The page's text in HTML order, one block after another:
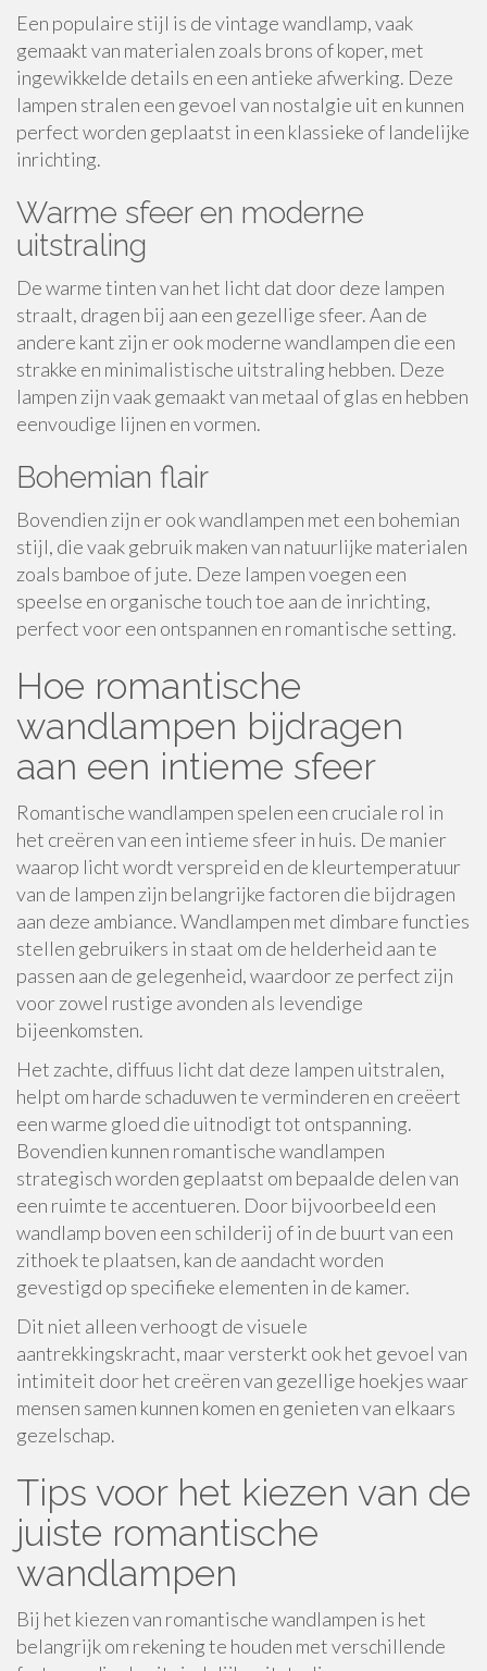
Een populaire stijl is de vintage wandlamp, vaak
gemaakt van materialen zoals brons of koper, met
ingewikkelde details en een antieke afwerking. Deze
lampen stralen een gevoel van nostalgie uit en kunnen
perfect worden geplaatst in een klassieke of landelijke
inrichting.
Warme sfeer en moderne
uitstraling
De warme tinten van het licht dat door deze lampen
straalt, dragen bij aan een gezellige sfeer. Aan de
andere kant zijn er ook moderne wandlampen die een
strakke en minimalistische uitstraling hebben. Deze
lampen zijn vaak gemaakt van metaal of glas en hebben
eenvoudige lijnen en vormen.
Bohemian flair
Bovendien zijn er ook wandlampen met een bohemian
stijl, die vaak gebruik maken van natuurlijke materialen
zoals bamboe of jute. Deze lampen voegen een
speelse en organische touch toe aan de inrichting,
perfect voor een ontspannen en romantische setting.
Hoe romantische
wandlampen bijdragen
aan een intieme sfeer
Romantische wandlampen spelen een cruciale rol in
het creëren van een intieme sfeer in huis. De manier
waarop licht wordt verspreid en de kleurtemperatuur
van de lampen zijn belangrijke factoren die bijdragen
aan deze ambiance. Wandlampen met dimbare functies
stellen gebruikers in staat om de helderheid aan te
passen aan de gelegenheid, waardoor ze perfect zijn
voor zowel rustige avonden als levendige
bijeenkomsten.
Het zachte, diffuus licht dat deze lampen uitstralen,
helpt om harde schaduwen te verminderen en creëert
een warme gloed die uitnodigt tot ontspanning.
Bovendien kunnen romantische wandlampen
strategisch worden geplaatst om bepaalde delen van
een ruimte te accentueren. Door bijvoorbeeld een
wandlamp boven een schilderij of in de buurt van een
zithoek te plaatsen, kan de aandacht worden
gevestigd op specifieke elementen in de kamer.
Dit niet alleen verhoogt de visuele
aantrekkingskracht, maar versterkt ook het gevoel van
intimiteit door het creëren van gezellige hoekjes waar
mensen samen kunnen komen en genieten van elkaars
gezelschap.
Tips voor het kiezen van de
juiste romantische
wandlampen
Bij het kiezen van romantische wandlampen is het
belangrijk om rekening te houden met verschillende